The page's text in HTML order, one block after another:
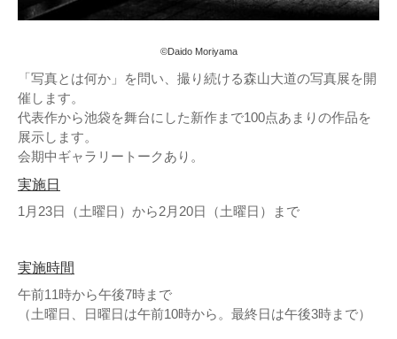
©Daido Moriyama
「写真とは何か」を問い、撮り続ける森山大道の写真展を開
催します。
代表作から池袋を舞台にした新作まで100点あまりの作品を
展示します。
会期中ギャラリートークあり。
実施日
1月23日（土曜日）から2月20日（土曜日）まで
実施時間
午前11時から午後7時まで
（土曜日、日曜日は午前10時から。最終日は午後3時まで）